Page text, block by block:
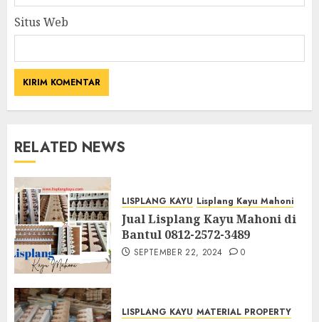
Situs Web
RELATED NEWS
LISPLANG KAYU Lisplang Kayu Mahoni
Jual Lisplang Kayu Mahoni di
Bantul 0812-2572-3489
SEPTEMBER 22, 2024 0
LISPLANG KAYU MATERIAL PROPERTY